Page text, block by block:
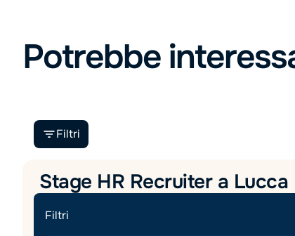
Potrebbe
Filtri
Filtri
Stage HR Recruiter a Lucca
Recruiting & Talent Acquisition